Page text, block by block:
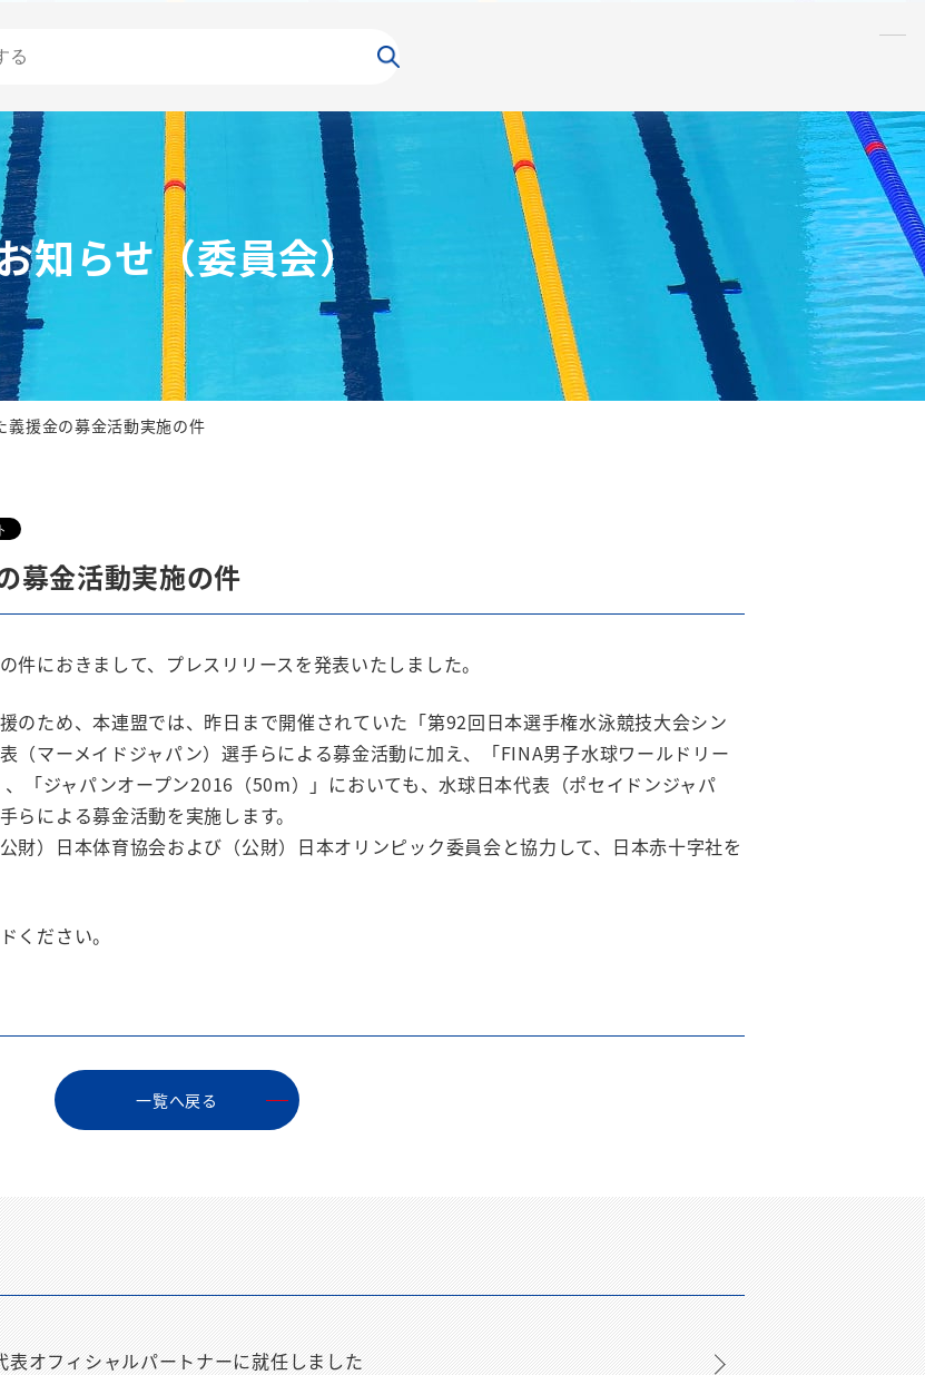
飛込
知らせ（委員会）
義援金の募金活動実施の件
募金活動実施の件
におきまして、プレスリリースを発表いたしました。
のため、本連盟では、昨日まで開催されていた「第92回日本選手権水泳競技大会シン
（マーメイドジャパン）選手らによる募金活動に加え、「FINA男子水球ワールドリー
「ジャパンオープン2016（50m）」においても、水球日本代表（ポセイドンジャパ
による募金活動を実施します。
財）日本体育協会および（公財）日本オリンピック委員会と協力して、日本赤十字社を
ください。
⼀覧へ戻る
オフィシャルパートナーに就任しました